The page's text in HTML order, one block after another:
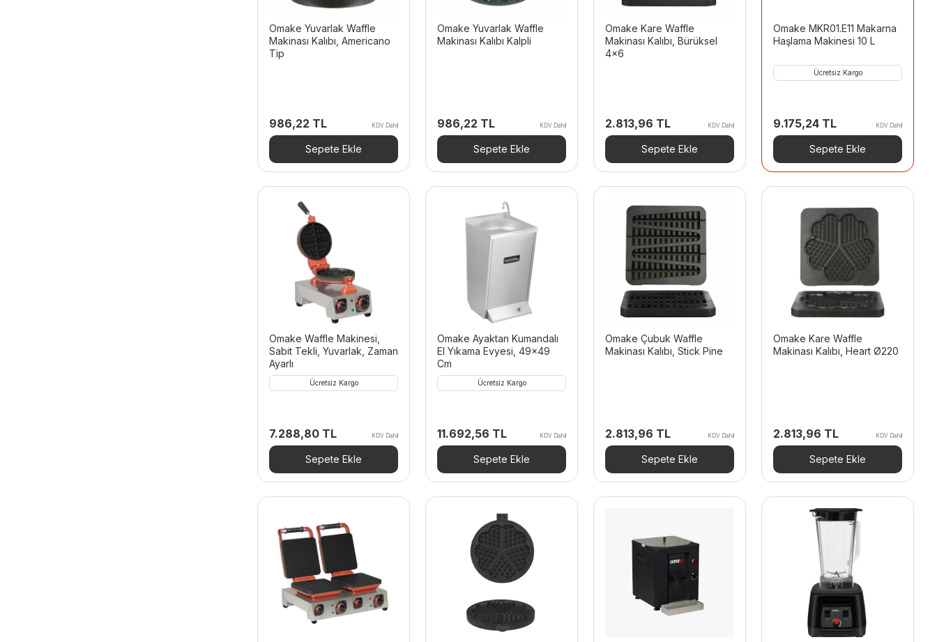
Omake Yuvarlak Waffle
Makinası Kalıbı, Americano
Tip
986,22 TL KDV Dahil
Sepete Ekle
Omake Yuvarlak Waffle
Makinası Kalıbı Kalpli
986,22 TL KDV Dahil
Sepete Ekle
Omake Kare Waffle
Makinası Kalıbı, Bürüksel
4×6
2.813,96 TL KDV Dahil
Sepete Ekle
Omake MKR01.E11 Makarna
Haşlama Makinesi 10 L
Ücretsiz Kargo
9.175,24 TL KDV Dahil
Sepete Ekle
Omake Waffle Makinesi,
Sabit Tekli, Yuvarlak, Zaman
Ayarlı
Ücretsiz Kargo
7.288,80 TL KDV Dahil
Sepete Ekle
Omake Ayaktan Kumandalı
El Yıkama Evyesi, 49×49
Cm
Ücretsiz Kargo
11.692,56 TL KDV Dahil
Sepete Ekle
Omake Çubuk Waffle
Makinası Kalıbı, Stick Pine
2.813,96 TL KDV Dahil
Sepete Ekle
Omake Kare Waffle
Makinası Kalıbı, Heart Ø220
2.813,96 TL KDV Dahil
Sepete Ekle